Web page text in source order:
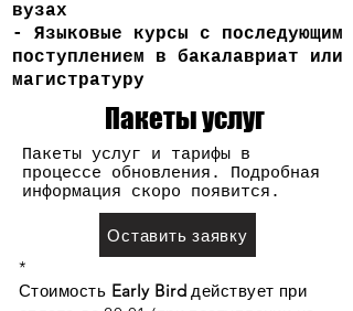
вузах
- Языковые курсы с последующим
поступлением в бакалавриат или
магистратуру
Пакеты услуг
Пакеты услуг и тарифы в
процессе обновления. Подробная
информация скоро появится.
Оставить заявку
*
Стоимость Early Bird действует при